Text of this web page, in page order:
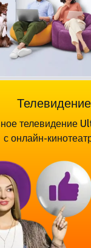
Телевидение
телевидение
с онлайн-